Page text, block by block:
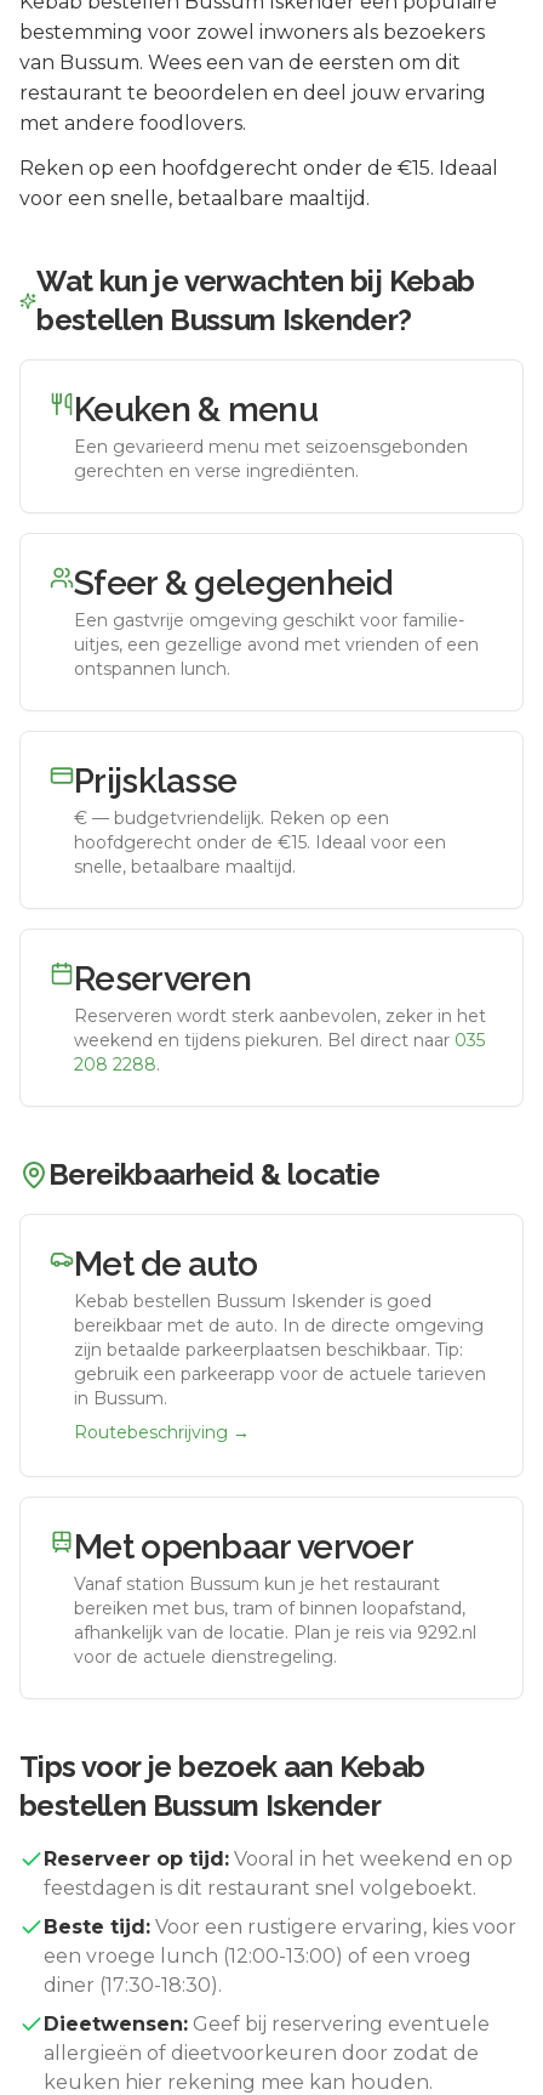
bestemming voor zowel inwoners als bezoekers
van Bussum. Wees een van de eersten om dit
restaurant te beoordelen en deel jouw ervaring
met andere foodlovers.
Reken op een hoofdgerecht onder de €15. Ideaal
voor een snelle, betaalbare maaltijd.
Wat kun je verwachten bij Kebab
bestellen Bussum Iskender?
Keuken & menu
Een gevarieerd menu met seizoensgebonden
gerechten en verse ingrediënten.
Sfeer & gelegenheid
Een gastvrije omgeving geschikt voor familie-
uitjes, een gezellige avond met vrienden of een
ontspannen lunch.
Prijsklasse
€ — budgetvriendelijk. Reken op een
hoofdgerecht onder de €15. Ideaal voor een
snelle, betaalbare maaltijd.
Reserveren
Reserveren wordt sterk aanbevolen, zeker in het
weekend en tijdens piekuren. Bel direct naar 035
208 2288.
Bereikbaarheid & locatie
Met de auto
Kebab bestellen Bussum Iskender is goed
bereikbaar met de auto. In de directe omgeving
zijn betaalde parkeerplaatsen beschikbaar. Tip:
gebruik een parkeerapp voor de actuele tarieven
in Bussum.
Routebeschrijving →
Met openbaar vervoer
Vanaf station Bussum kun je het restaurant
bereiken met bus, tram of binnen loopafstand,
afhankelijk van de locatie. Plan je reis via 9292.nl
voor de actuele dienstregeling.
Tips voor je bezoek aan Kebab
bestellen Bussum Iskender
Reserveer op tijd: Vooral in het weekend en op
feestdagen is dit restaurant snel volgeboekt.
Beste tijd: Voor een rustigere ervaring, kies voor
een vroege lunch (12:00-13:00) of een vroeg
diner (17:30-18:30).
Dieetwensen: Geef bij reservering eventuele
allergieën of dieetvoorkeuren door zodat de
keuken hier rekening mee kan houden.